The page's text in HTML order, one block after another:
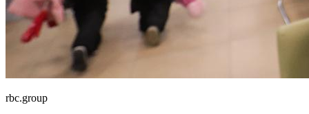
rbc.group